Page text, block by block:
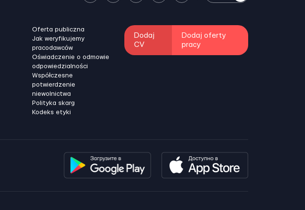
Oferta publiczna
Jak weryfikujemy
pracodawców
Oświadczenie o odmowie
odpowiedzialności
Współczesne
potwierdzenie
niewolnictwa
Polityka skarg
Kodeks etyki
Dodaj
CV
Dodaj oferty
pracy